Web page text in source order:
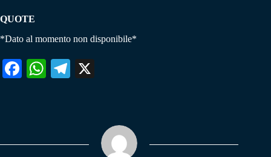
QUOTE
*Dato al momento non disponibile*
Fa W
pp
Te
m